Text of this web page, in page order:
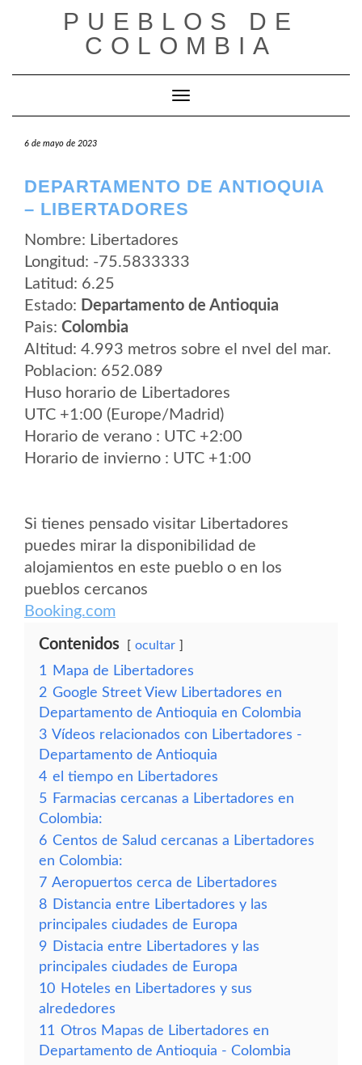
PUEBLOS DE
COLOMBIA
Cambiar modo de navegación
6 de mayo de 2023
DEPARTAMENTO DE ANTIOQUIA
– LIBERTADORES
Nombre: Libertadores
Longitud: -75.5833333
Latitud: 6.25
Estado: Departamento de Antioquia
Pais: Colombia
Altitud: 4.993 metros sobre el nvel del mar.
Poblacion: 652.089
Huso horario de Libertadores
UTC +1:00 (Europe/Madrid)
Horario de verano : UTC +2:00
Horario de invierno : UTC +1:00
Si tienes pensado visitar Libertadores
puedes mirar la disponibilidad de
alojamientos en este pueblo o en los
pueblos cercanos
Booking.com
Contenidos ocultar
1
Mapa de Libertadores
2 Google Street View Libertadores en
Departamento de Antioquia en Colombia
3 Vídeos relacionados con Libertadores -
Departamento de Antioquia
4 el tiempo en Libertadores
5 Farmacias cercanas a Libertadores en
Colombia:
6 Centos de Salud cercanas a Libertadores
en Colombia:
7 Aeropuertos cerca de Libertadores
8 Distancia entre Libertadores y las
principales ciudades de Europa
9 Distacia entre Libertadores y las
principales ciudades de Europa
10 Hoteles en Libertadores y sus
alrededores
11 Otros Mapas de Libertadores en
Departamento de Antioquia - Colombia